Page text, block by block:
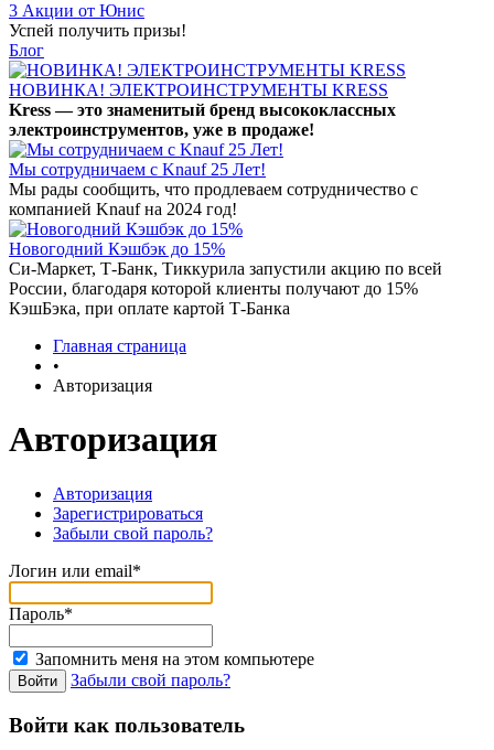
3 Акции от Юнис
Успей получить призы!
Блог
НОВИНКА! ЭЛЕКТРОИНСТРУМЕНТЫ KRESS
Kress — это знаменитый бренд высококлассных
электроинструментов, уже в продаже!
Мы сотрудничаем с Knauf 25 Лет!
Мы рады сообщить, что продлеваем сотрудничество с
компанией Knauf на 2024 год!
Новогодний Кэшбэк до 15%
Си-Маркет, Т-Банк, Тиккурила запустили акцию по всей
России, благодаря которой клиенты получают до 15%
КэшБэка, при оплате картой Т-Банка
Главная страница
•
Авторизация
Авторизация
Авторизация
Зарегистрироваться
Забыли свой пароль?
Логин или email*
Пароль*
Запомнить меня на этом компьютере
Забыли свой пароль?
Войти как пользователь